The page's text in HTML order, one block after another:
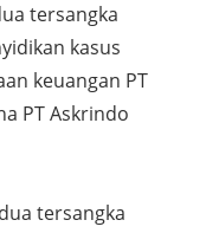
tersangka
kasus
keuangan PT
PT Askrindo
tersangka